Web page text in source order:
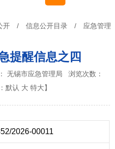
开 / 信息公开目录 / 应急管理
提醒信息之四
无锡市应急管理局 浏览次数：
默认 大 特大 】
2026-00011